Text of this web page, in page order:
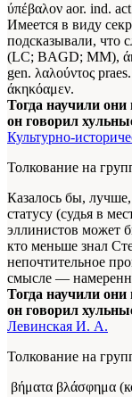
ύπέβαλον aor. ind.
Имеется в виду
подсказывали, что
(LC; BAGD; ММ),
gen. λαλούντος
άκηκόαμεν.
Тогда научили
он говорил
Культурно-
Толкование на
Казалось бы,
статусу (судья в
эллинистов может
кто меньше знал
непочтительное
смысле —
Тогда научили
он говорил
Левинская И. А.
Толкование на
βήματα βλάσφημα